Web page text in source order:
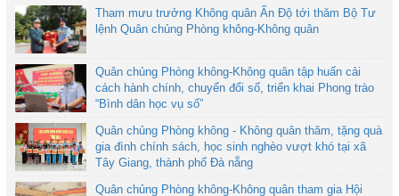
Tham mưu trưởng Không quân Ấn Độ tới thăm Bộ Tư
lệnh Quân chủng Phòng không-Không quân
Quân chủng Phòng không-Không quân tập huấn cải
cách hành chính, chuyển đổi số, triển khai Phong trào
“Bình dân học vụ số”
Quân chủng Phòng không - Không quân thăm, tặng quà
gia đình chính sách, học sinh nghèo vượt khó tại xã
Tây Giang, thành phố Đà nẵng
Quân chủng Phòng không-Không quân tham gia Hội